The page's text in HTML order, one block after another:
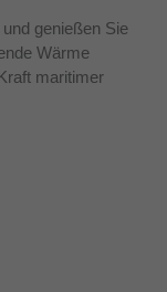
genießen Sie
Wärme
maritimer